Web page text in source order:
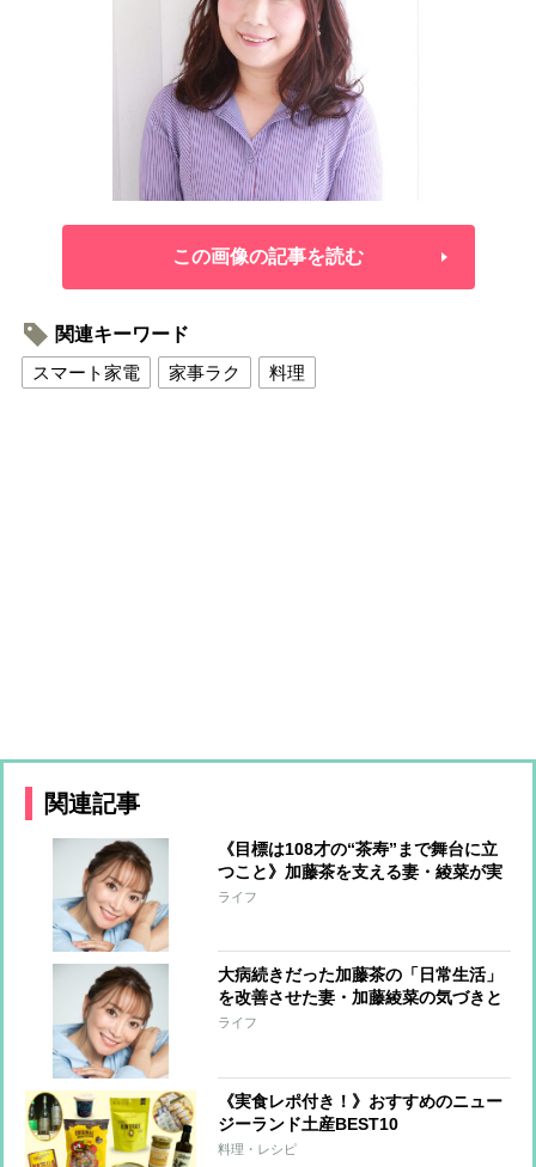
この画像の記事を読む
関連キーワード
スマート家電
家事ラク 料理
関連記事
《目標は108才の“茶寿”まで舞台に立
つこと》加藤茶を支える妻・綾菜が実
現した1日6g減塩でもおいしい食生
ライフ
大病続きだった加藤茶の「日常生活」
を改善させた妻・加藤綾菜の気づきと
サポート “水を自分で取りに行く”か
ライフ
《実食レポ付き！》おすすめのニュー
ジーランド土産BEST10
料理・レシピ